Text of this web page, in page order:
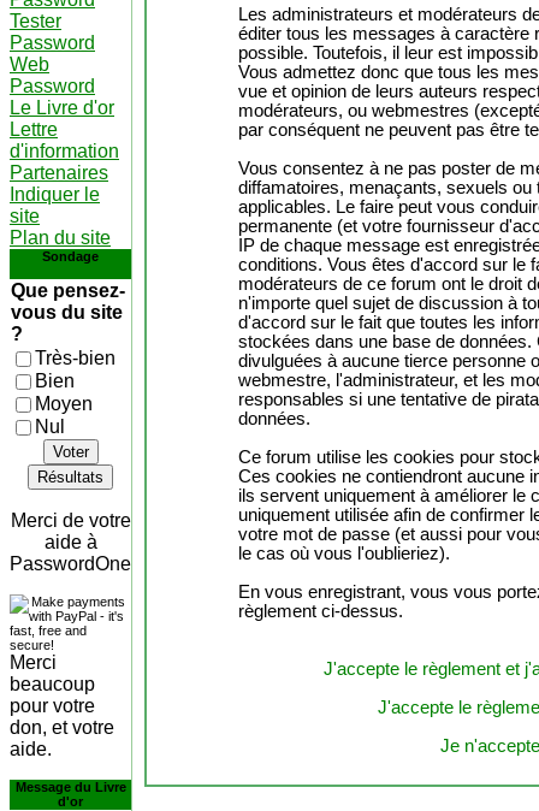
Tester
Password
Web
Password
Le Livre d'or
Lettre
d'information
Partenaires
Indiquer le
site
Plan du site
Sondage
Que pensez-
vous du site
?
Très-bien
Bien
Moyen
Nul
Voter
Résultats
Merci de votre
aide à
PasswordOne
Merci
beaucoup
pour votre
don, et votre
aide.
Message du Livre
d'or
Les administrateurs et modérateurs
éditer tous les messages à caractère
possible. Toutefois, il leur est
Vous admettez donc que tous les
vue et opinion de leurs auteurs
modérateurs, ou webmestres
par conséquent ne peuvent pas être
Vous consentez à ne pas poster de
diffamatoires, menaçants, sexuels
applicables. Le faire peut vous
permanente (et votre fournisseur
IP de chaque message est
conditions. Vous êtes d'accord sur le
modérateurs de ce forum ont le droit
n'importe quel sujet de discussion à
d'accord sur le fait que toutes les
stockées dans une base de
divulguées à aucune tierce personne
webmestre, l'administrateur, et les
responsables si une tentative de
données.
Ce forum utilise les cookies pour
Ces cookies ne contiendront aucune
ils servent uniquement à améliorer le
uniquement utilisée afin de confirmer
votre mot de passe (et aussi pour
le cas où vous l'oublieriez).
En vous enregistrant, vous vous
règlement ci-dessus.
J'accepte le règlement et
J'accepte le
Je